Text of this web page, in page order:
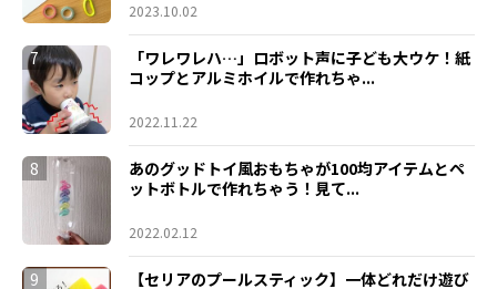
2023.10.02
7
「ワレワレハ…」ロボット声に子ども大ウケ！紙
コップとアルミホイルで作れちゃ...
2022.11.22
8
あのグッドトイ風おもちゃが100均アイテムとペ
ットボトルで作れちゃう！見て...
2022.02.12
9
【セリアのプールスティック】一体どれだけ遊び